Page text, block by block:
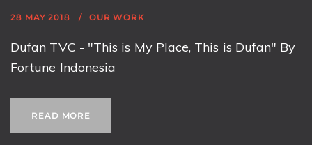
28 MAY 2018 OUR WORK
Dufan TVC - "This is My Place, This is Dufan" By
Fortune Indonesia
READ MORE